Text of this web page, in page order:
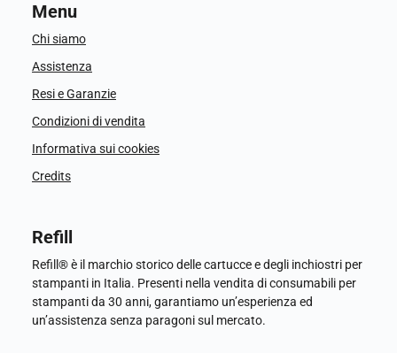
Menu
Chi siamo
Assistenza
Resi e Garanzie
Condizioni di vendita
Informativa sui cookies
Credits
Refill
Refill® è il marchio storico delle cartucce e degli inchiostri per
stampanti in Italia. Presenti nella vendita di consumabili per
stampanti da 30 anni, garantiamo un’esperienza ed
un’assistenza senza paragoni sul mercato.